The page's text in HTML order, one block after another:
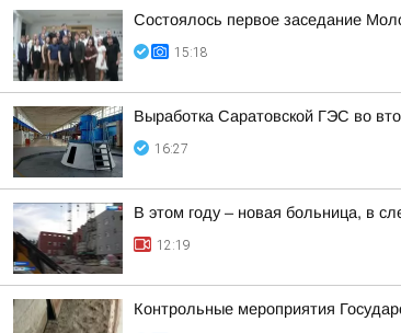
Состоялось первое заседание
15:18
Выработка Саратовской ГЭС во
16:27
В этом году – новая больница, в
12:19
Контрольные мероприятия